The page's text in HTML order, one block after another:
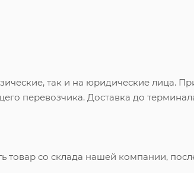
так и на юридические лица.
перевозчика. Доставка до
товар со склада нашей компании,